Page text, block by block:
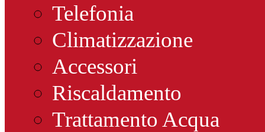
Telefonia
Climatizzazione
Accessori
Riscaldamento
Trattamento Acqua